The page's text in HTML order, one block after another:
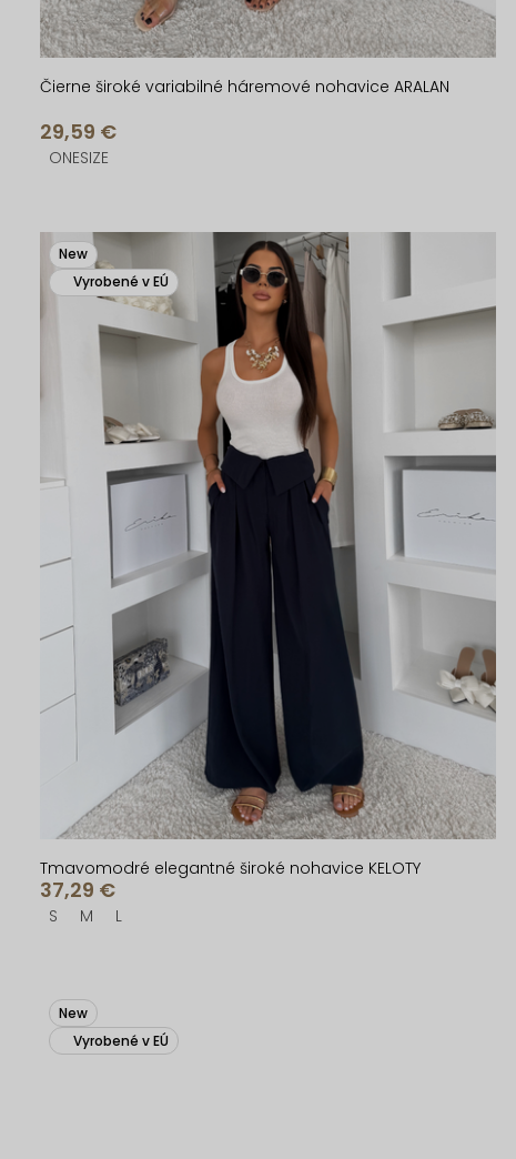
o
v
o
v
Čierne široké variabilné háremové nohavice ARALAN
29,59 €
ONESIZE
New
Vyrobené v EÚ
Tmavomodré elegantné široké nohavice KELOTY
37,29 €
S M L
New
Vyrobené v EÚ